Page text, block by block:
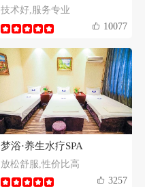
技术好,服务专业
10077
梦浴·养生水疗SPA
放松舒服,性价比高
3257